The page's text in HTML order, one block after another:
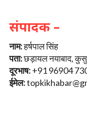
संपादक –
नाम:हर्षपाल सिंह
पता:छड़ायल नयाबाद,
दूरभाष:+91 96904
ईमेल: